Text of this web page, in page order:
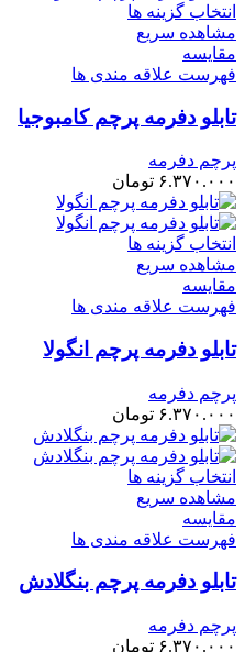
انتخاب گزینه ها
مشاهده سریع
مقایسه
فهرست علاقه مندی ها
تابلو دفرمه پرچم کامبوجیا
پرچم دفرمه
۶.۳۷۰.۰۰۰ تومان
انتخاب گزینه ها
مشاهده سریع
مقایسه
فهرست علاقه مندی ها
تابلو دفرمه پرچم انگولا
پرچم دفرمه
۶.۳۷۰.۰۰۰ تومان
انتخاب گزینه ها
مشاهده سریع
مقایسه
فهرست علاقه مندی ها
تابلو دفرمه پرچم بنگلادش
پرچم دفرمه
۶.۳۷۰.۰۰۰ تومان